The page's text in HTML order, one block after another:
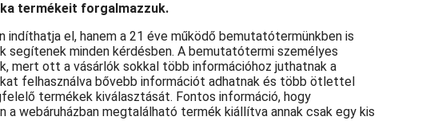
termékeit forgalmazzuk.
indíthatja el, hanem a 21 éve működő bemutatótermünkben is
segítenek minden kérdésben. A bemutatótermi személyes
mert ott a vásárlók sokkal több információhoz juthatnak a
felhasználva bővebb információt adhatnak és több ötlettel
termékek kiválasztását. Fontos információ, hogy
a webáruházban megtalálható termék kiállítva annak csak egy kis